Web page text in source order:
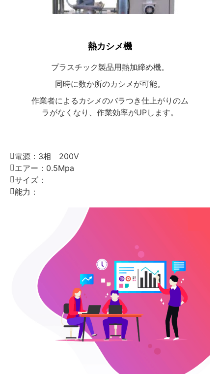
熱カシメ機
プラスチック製品用熱加締め機。
同時に数か所のカシメが可能。
作業者によるカシメのバラつき仕上がりのム
ラがなくなり、作業効率がUPします。
電源： 3相 200V
エアー： 0.5Mpa
サイズ：
能力：